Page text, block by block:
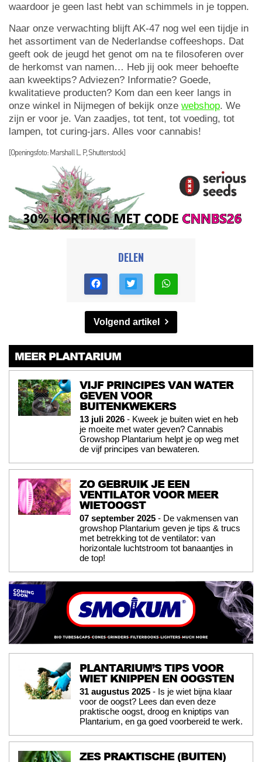
waardoor je geen last hebt van schimmels in je toppen.
Naar onze verwachting blijft AK-47 nog wel een tijdje in
het assortiment van de Nederlandse coffeeshops. Dat
geeft ook de jeugd het genot om na te filosoferen over
de herkomst van namen… Heb jij ook meer behoefte
aan kweektips? Adviezen? Informatie? Goede,
kwalitatieve producten? Kom dan een keer langs in
onze winkel in Nijmegen of bekijk onze webshop. We
zijn er voor je. Van zaadjes, tot tent, tot voeding, tot
lampen, tot curing-jars. Alles voor cannabis!
[Openingsfoto: Marshall L. P, Shutterstock]
DELEN
Volgend artikel
MEER PLANTARIUM
VIJF PRINCIPES VAN WATER
GEVEN VOOR
BUITENKWEKERS
13 juli 2026 - Kweek je buiten wiet en heb
je moeite met water geven? Cannabis
Growshop Plantarium helpt je op weg met
de vijf principes van bewateren.
ZO GEBRUIK JE EEN
VENTILATOR VOOR MEER
WIETOOGST
07 september 2025 - De vakmensen van
growshop Plantarium geven je tips & trucs
met betrekking tot de ventilator: van
horizontale luchtstroom tot banaantjes in
de top!
PLANTARIUM’S TIPS VOOR
WIET KNIPPEN EN OOGSTEN
31 augustus 2025 - Is je wiet bijna klaar
voor de oogst? Lees dan even deze
praktische oogst, droog en kniptips van
Plantarium, en ga goed voorbereid te werk.
ZES PRAKTISCHE (BUITEN)